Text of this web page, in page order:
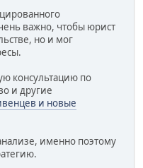
важно, чтобы юрист
но и мог
консультацию по
и другие
и новые
именно поэтому